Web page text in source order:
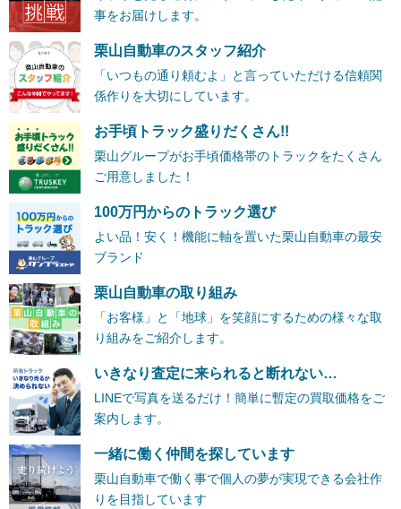
事をお届けします。
栗山自動車のスタッフ紹介
「いつもの通り頼むよ」と言っていただける信頼関
係作りを大切にしています。
お手頃トラック盛りだくさん!!
栗山グループがお手頃価格帯のトラックをたくさん
ご用意しました！
100万円からのトラック選び
よい品！安く！機能に軸を置いた栗山自動車の最安
ブランド
栗山自動車の取り組み
「お客様」と「地球」を笑顔にするための様々な取
り組みをご紹介します。
いきなり査定に来られると断れない…
LINEで写真を送るだけ！簡単に暫定の買取価格をご
案内します。
一緒に働く仲間を探しています
栗山自動車で働く事で個人の夢が実現できる会社作
りを目指しています